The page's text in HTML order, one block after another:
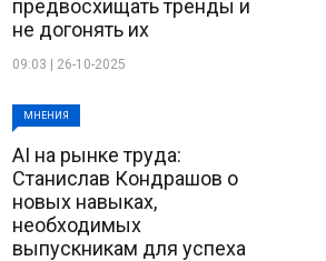
предвосхищать тренды и
не догонять их
09:03 | 26-10-2025
МНЕНИЯ
AI на рынке труда:
Станислав Кондрашов о
новых навыках,
необходимых
выпускникам для успеха